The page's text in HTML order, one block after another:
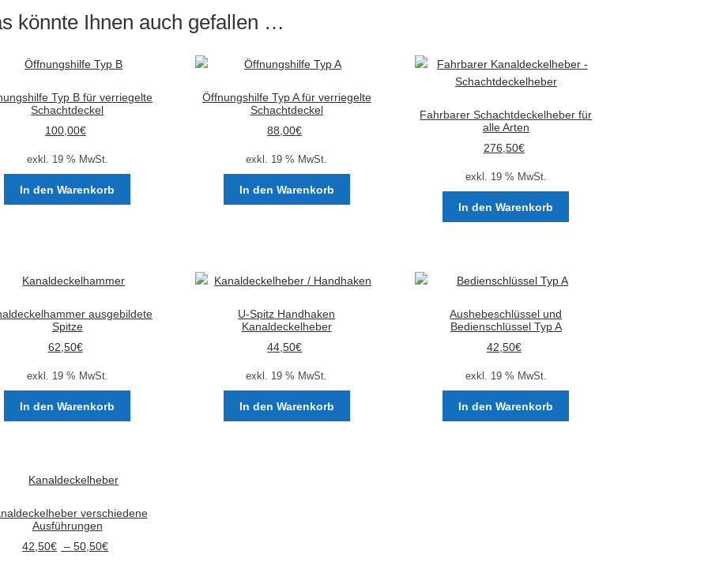
könnte Ihnen auch gefallen …
Typ B für verriegelte
Schachtdeckel
100,00€
exkl. 19 % MwSt.
In den Warenkorb
Öffnungshilfe Typ A für verriegelte
Schachtdeckel
88,00€
exkl. 19 % MwSt.
In den Warenkorb
Fahrbarer Schachtdeckelheber für
alle Arten
276,50€
exkl. 19 % MwSt.
In den Warenkorb
ausgebildete
Spitze
62,50€
exkl. 19 % MwSt.
In den Warenkorb
U-Spitz Handhaken
Kanaldeckelheber
44,50€
exkl. 19 % MwSt.
In den Warenkorb
Aushebeschlüssel und
Bedienschlüssel Typ A
42,50€
exkl. 19 % MwSt.
In den Warenkorb
verschiedene
Ausführungen
42,50€ –50,50€